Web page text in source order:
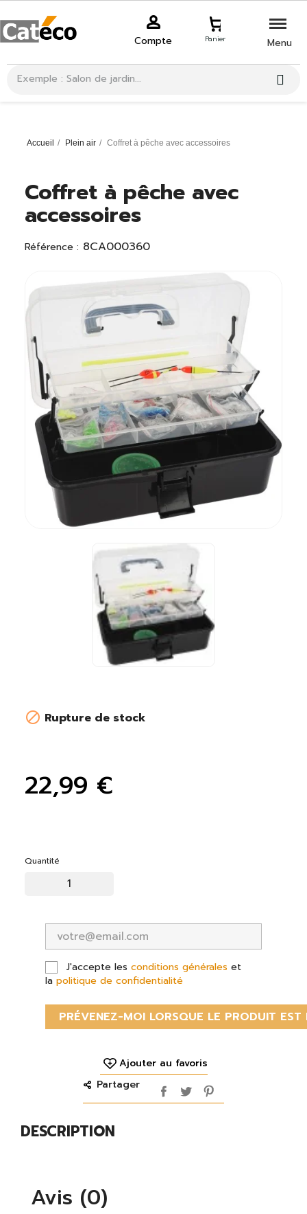
Compte Panier Menu
Accueil Plein air Coffret à pêche avec accessoires
DESCRIPTION
Coffret à pêche avec
accessoires
Référence : 8CA000360
 Rupture de stock
22,99 €
Quantité
J'accepte les conditions générales et
la politique de confidentialité
PRÉVENEZ-MOI LORSQUE LE PRODUIT EST
Ajouter au favoris
Partager
Avis (0)